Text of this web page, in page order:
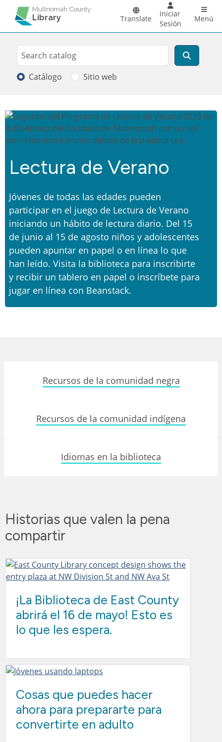
Pasar al contenido principal
Multnomah County
Library Translate
Iniciar
Sesión
Menú
Search
Buscar
Catálogo Sitio web
County Library
Lectura de Verano
Jóvenes de todas las edades pueden
participar en el juego de Lectura de Verano
iniciando un hábito de lectura diario. Del 15
de junio al 15 de agosto niños y adolescentes
pueden apuntar en papel o en línea lo que
han leído. Visita la biblioteca para inscribirte
y recibir un tablero en papel o inscríbete para
jugar en línea con Beanstack.
Recursos de la comunidad negra
Recursos de la comunidad indígena
Idiomas en la biblioteca
Historias que valen la pena
compartir
¡La Biblioteca de East County
abrirá el 16 de mayo! Esto es
lo que les espera.
Cosas que puedes hacer
ahora para prepararte para
convertirte en adulto